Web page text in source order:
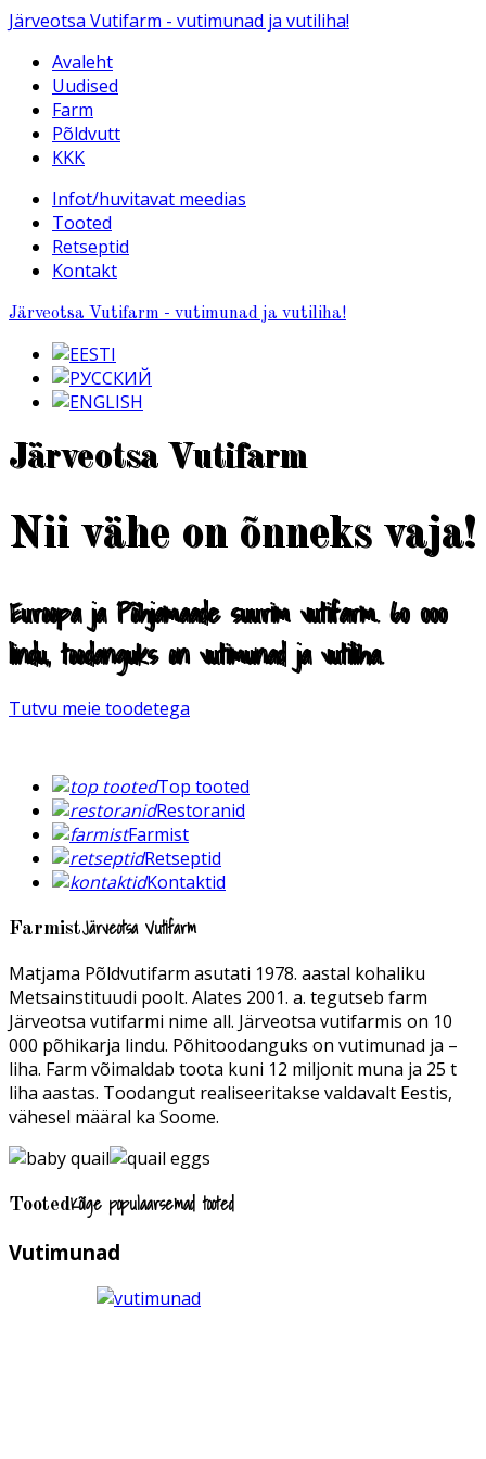
Järveotsa Vutifarm - vutimunad ja vutiliha!
Avaleht
Uudised
Farm
Põldvutt
KKK
Infot/huvitavat meedias
Tooted
Retseptid
Kontakt
Järveotsa Vutifarm - vutimunad ja vutiliha!
Järveotsa Vutifarm
Nii vähe on õnneks vaja!
Euroopa ja Põhjamaade suurim vutifarm. 60 000
lindu, toodanguks on vutimunad ja vutiliha.
Tutvu meie toodetega
Top tooted
Restoranid
Farmist
Retseptid
Kontaktid
FarmistJärveotsa Vutifarm
Matjama Põldvutifarm asutati 1978. aastal kohaliku
Metsainstituudi poolt. Alates 2001. a. tegutseb farm
Järveotsa vutifarmi nime all. Järveotsa vutifarmis on 10
000 põhikarja lindu. Põhitoodanguks on vutimunad ja –
liha. Farm võimaldab toota kuni 12 miljonit muna ja 25 t
liha aastas. Toodangut realiseeritakse valdavalt Eestis,
vähesel määral ka Soome.
TootedKõige populaarsemad tooted
Vutimunad